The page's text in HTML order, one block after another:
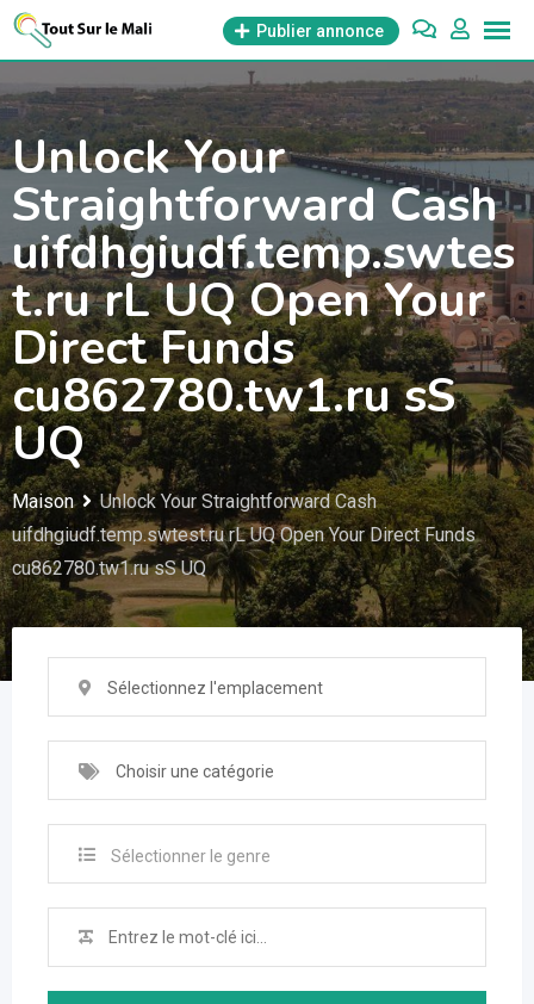
Aller
contenu
Publier annonce
Unlock Your
Straightforward Cash
uifdhgiudf.temp.swtes
t.ru rL UQ Open Your
Direct Funds
cu862780.tw1.ru sS
UQ
Maison
Unlock Your Straightforward Cash
uifdhgiudf.temp.swtest.ru rL UQ Open Your Direct Funds
cu862780.tw1.ru sS UQ
Sélectionnez l'emplacement
Choisir une catégorie
Sélectionner le genre